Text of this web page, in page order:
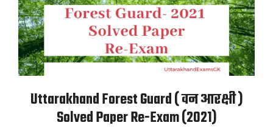
Uttarakhand Forest Guard ( वन आरक्षी )
Solved Paper Re-Exam (2021)